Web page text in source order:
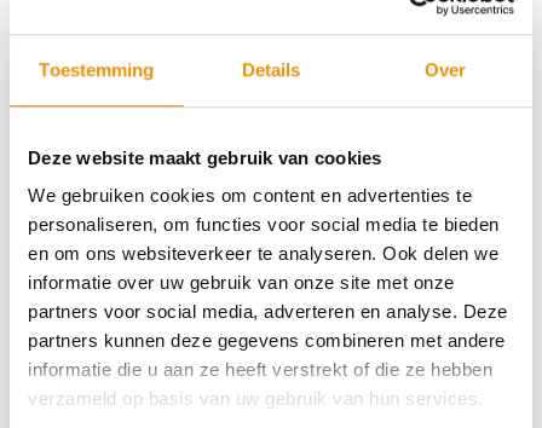
Toestemming Details Over
Deze website maakt gebruik van cookies
We gebruiken cookies om content en advertenties te
personaliseren, om functies voor social media te bieden
en om ons websiteverkeer te analyseren. Ook delen we
informatie over uw gebruik van onze site met onze
partners voor social media, adverteren en analyse. Deze
partners kunnen deze gegevens combineren met andere
informatie die u aan ze heeft verstrekt of die ze hebben
verzameld op basis van uw gebruik van hun services.
Prestatie windpark van Meewind boven
prognose
Windenergie op zee wordt steeds belangrijker. Het aantal
offshore windparken…